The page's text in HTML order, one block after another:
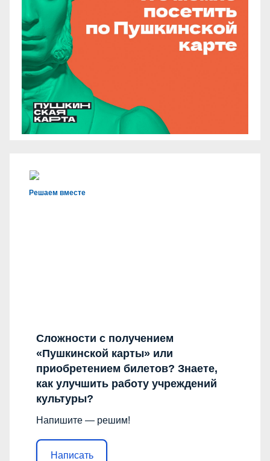
Решаем вместе
Сложности с получением
«Пушкинской карты» или
приобретением билетов? Знаете,
как улучшить работу учреждений
культуры?
Напишите — решим!
Написать